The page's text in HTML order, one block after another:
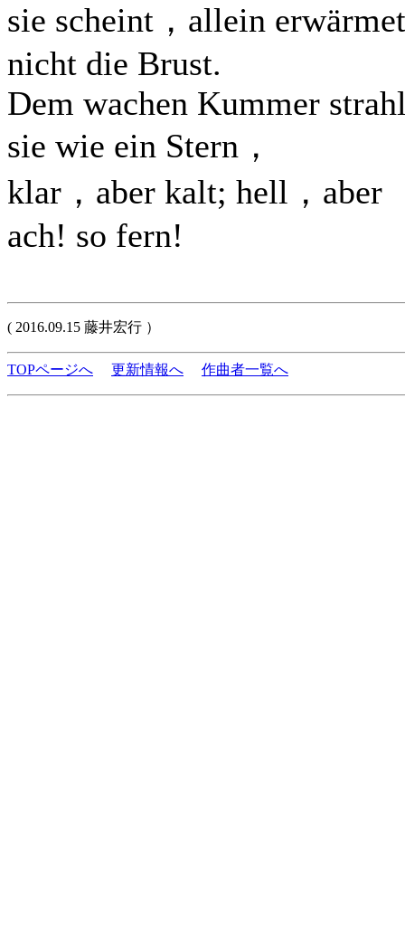
sie scheint，allein erwärmet
nicht die Brust.
Dem wachen Kummer
sie wie ein Stern，
klar，aber kalt; hell，aber
ach! so fern!
( 2016.09.15 藤井宏行 ）
TOPページへ 更新情報へ 作曲者一覧へ